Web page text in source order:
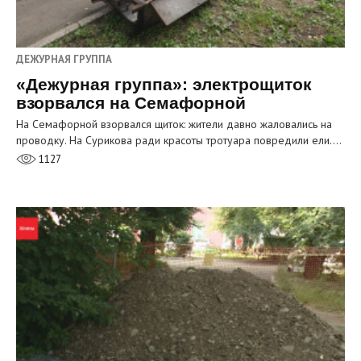
ДЕЖУРНАЯ ГРУППА
«Дежурная группа»: электрощиток
взорвался на Семафорной
На Семафорной взорвался щиток: жители давно жаловались на
проводку. На Сурикова ради красоты тротуара повредили ели.…
1127